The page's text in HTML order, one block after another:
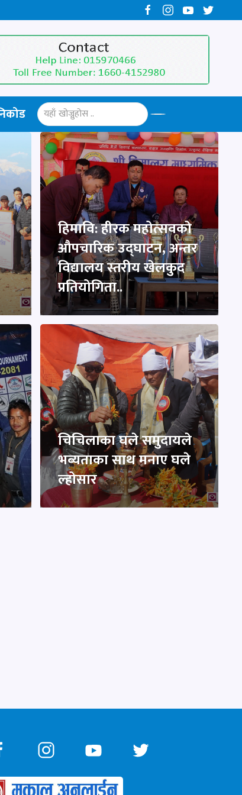
हिमावि: हीरक महोत्सवको
औपचारिक उद्घाटन, अन्तर
विद्यालय स्तरीय खेलकुद
प्रतियोगिता..
चिचिलाका घले समुदायले
भब्यताका साथ मनाए घले
ल्होसार